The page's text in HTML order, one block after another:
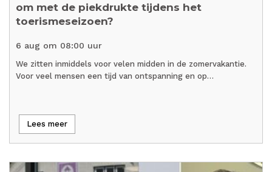
om met de piekdrukte tijdens het
toerismeseizoen?
6 aug om 08:00 uur
We zitten inmiddels voor velen midden in de zomervakantie.
Voor veel mensen een tijd van ontspanning en op…
Lees meer